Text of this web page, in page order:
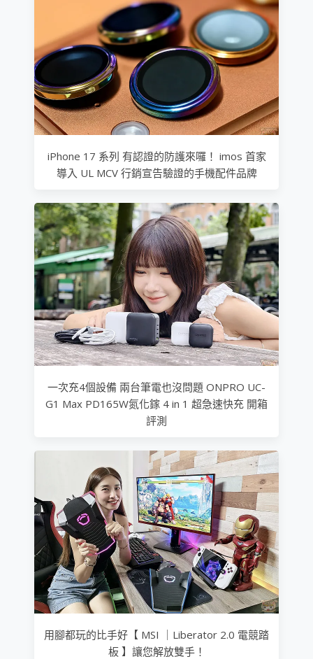
iPhone 17 系列 有認證的防護來囉！ imos 首家
導入 UL MCV 行銷宣告驗證的手機配件品牌
一次充4個設備 兩台筆電也沒問題 ONPRO UC-
G1 Max PD165W氮化鎵 4 in 1 超急速快充 開箱
評測
用腳都玩的比手好【 MSI ｜Liberator 2.0 電競踏
板 】讓您解放雙手！